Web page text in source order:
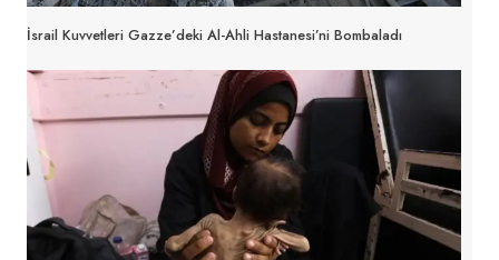
İsrail Kuvvetleri Gazze’deki Al-Ahli Hastanesi’ni Bombaladı